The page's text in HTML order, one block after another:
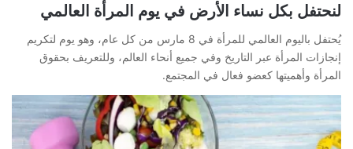
لنحتفل بكل نساء الأرض في يوم المرأة العالمي
يُحتفل باليوم العالمي للمرأة في 8 مارس من كل عام، وهو يوم لتكريم
إنجازات المرأة عبر التاريخ وفي جميع أنحاء العالم، وللتعريف بحقوق
المرأة وأهميتها كعضو فعال في المجتمع.